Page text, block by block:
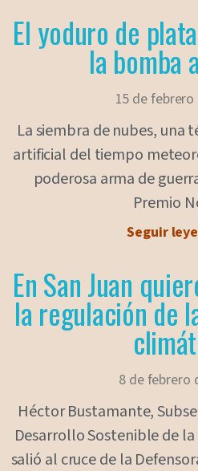
El yoduro de
la bomba
15 de febrero
La siembra de nubes, una
artificial del tiempo
poderosa arma de
Premio
Seguir
En San Juan
la regulación de
8 de febrero
Héctor Bustamante,
Desarrollo Sostenible de
salió al cruce de la